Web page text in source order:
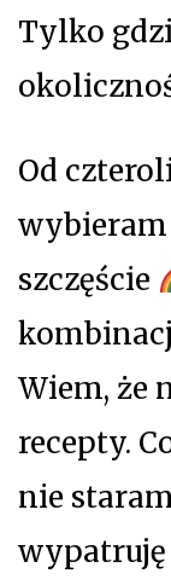
Tylko
Od
wybieram
szczęście
Wiem, że
recepty.
nie
wypatruję